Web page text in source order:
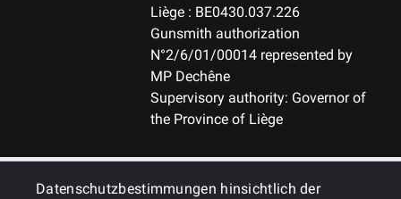
Datenschutzbestimmungen hinsichtlich der
KURZE FLUGBAHN 200M (CM)
LANGE FLUGBAHN 100M (CM)
-17.80
Liège : BE0430.037.226
Gunsmith authorization
N°2/6/01/00014 represented by
MP Dechêne
Supervisory authority: Governor of
the Province of Liège
ALLGEMEINES